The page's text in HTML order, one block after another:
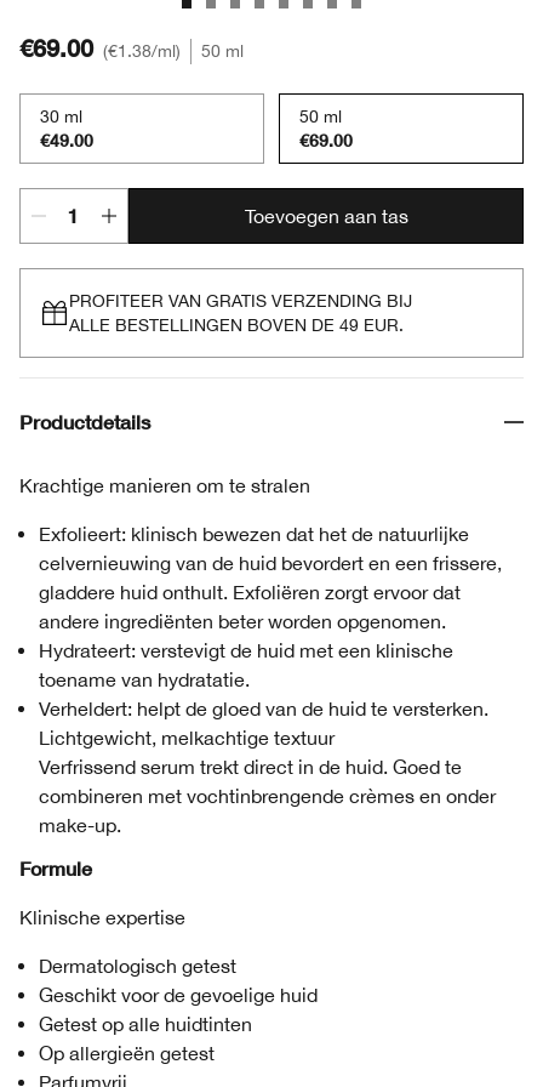
€69.00 €1.38/ml 50 ml
30 ml
€49.00
50 ml
€69.00
Toevoegen aan tas
PROFITEER VAN GRATIS VERZENDING BIJ
ALLE BESTELLINGEN BOVEN DE 49 EUR.
Productdetails
Krachtige manieren om te stralen
Exfolieert: klinisch bewezen dat het de natuurlijke
celvernieuwing van de huid bevordert en een frissere,
gladdere huid onthult. Exfoliëren zorgt ervoor dat
andere ingrediënten beter worden opgenomen.
Hydrateert: verstevigt de huid met een klinische
toename van hydratatie.
Verheldert: helpt de gloed van de huid te versterken.
Lichtgewicht, melkachtige textuur
Verfrissend serum trekt direct in de huid. Goed te
combineren met vochtinbrengende crèmes en onder
make-up.
Formule
Klinische expertise
Dermatologisch getest
Geschikt voor de gevoelige huid
Getest op alle huidtinten
Op allergieën getest
Parfumvrij